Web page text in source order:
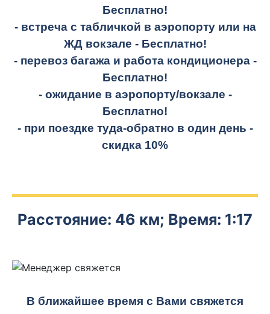
Бесплатно!
- встреча с табличкой в аэропорту или на
ЖД вокзале - Бесплатно!
- перевоз багажа и работа кондиционера -
Бесплатно!
- ожидание в аэропорту/вокзале -
Бесплатно!
- при поездке туда-обратно в один день -
скидка 10%
Расстояние: 46 км; Время: 1:17
В ближайшее время с Вами свяжется